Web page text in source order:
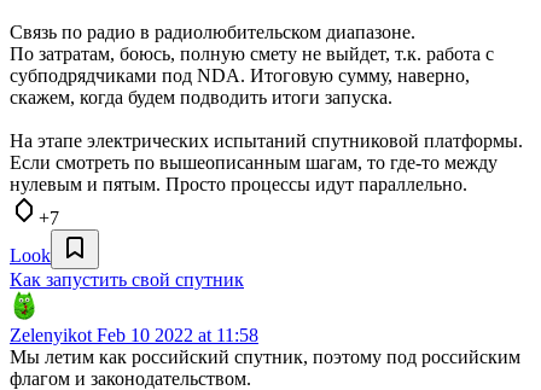
Связь по радио в радиолюбительском диапазоне.
По затратам, боюсь, полную смету не выйдет, т.к. работа с
субподрядчиками под NDA. Итоговую сумму, наверно,
скажем, когда будем подводить итоги запуска.
На этапе электрических испытаний спутниковой платформы.
Если смотреть по вышеописанным шагам, то где-то между
нулевым и пятым. Просто процессы идут параллельно.
+7
Look
Как запустить свой спутник
Zelenyikot Feb 10 2022 at 11:58
Мы летим как российский спутник, поэтому под российским
флагом и законодательством.